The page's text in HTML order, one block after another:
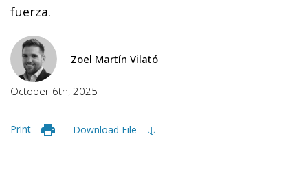
fuerza.
Zoel Martín Vilató
October 6th, 2025
Print Download File